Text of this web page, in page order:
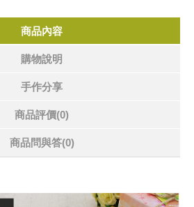
商品內容
購物說明
手作分享
商品評價(0)
商品問與答(0)